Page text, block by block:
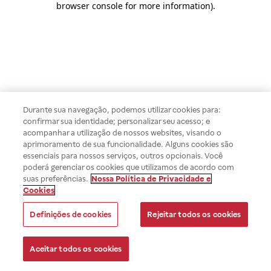
browser console for more information).
Durante sua navegação, podemos utilizar cookies para:
confirmar sua identidade; personalizar seu acesso; e
acompanhar a utilização de nossos websites, visando o
aprimoramento de sua funcionalidade. Alguns cookies são
essenciais para nossos serviços, outros opcionais. Você
poderá gerenciar os cookies que utilizamos de acordo com
suas preferências. Nossa Política de Privacidade e
Cookies
Definições de cookies Rejeitar todos os cookies
Aceitar todos os cookies